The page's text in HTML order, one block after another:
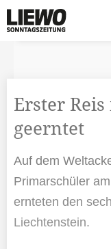
Erster
geerntet
Auf dem
Primarschüler
ernteten den
Liechtenstein.